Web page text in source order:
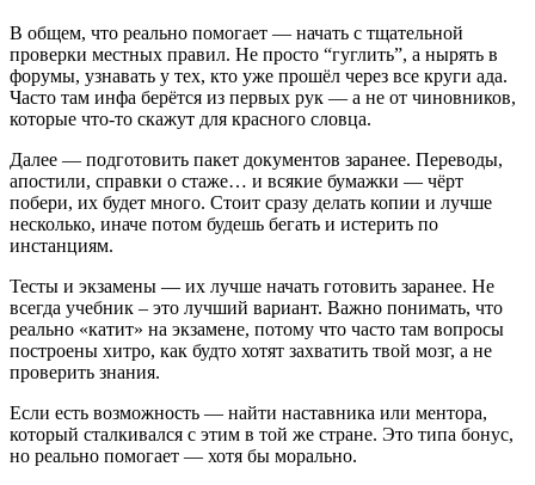
В общем, что реально помогает — начать с тщательной
проверки местных правил. Не просто “гуглить”, а нырять в
форумы, узнавать у тех, кто уже прошёл через все круги ада.
Часто там инфа берётся из первых рук — а не от чиновников,
которые что-то скажут для красного словца.
Далее — подготовить пакет документов заранее. Переводы,
апостили, справки о стаже… и всякие бумажки — чёрт
побери, их будет много. Стоит сразу делать копии и лучше
несколько, иначе потом будешь бегать и истерить по
инстанциям.
Тесты и экзамены — их лучше начать готовить заранее. Не
всегда учебник – это лучший вариант. Важно понимать, что
реально «катит» на экзамене, потому что часто там вопросы
построены хитро, как будто хотят захватить твой мозг, а не
проверить знания.
Если есть возможность — найти наставника или ментора,
который сталкивался с этим в той же стране. Это типа бонус,
но реально помогает — хотя бы морально.